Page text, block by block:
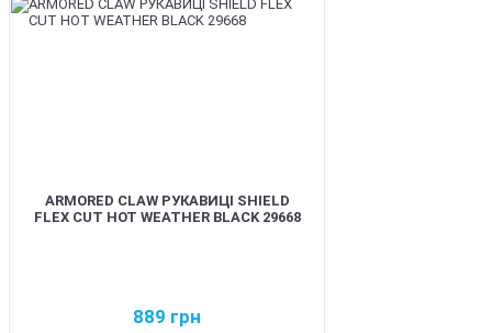
ARMORED CLAW РУКАВИЦІ SHIELD
FLEX CUT HOT WEATHER BLACK 29668
889 грн